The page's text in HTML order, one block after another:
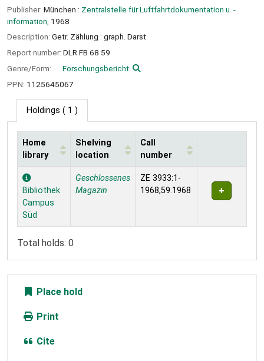
Publisher: München : Zentralstelle für Luftfahrtdokumentation u. -
information, 1968
Description: Getr. Zählung : graph. Darst
Report number: DLR FB 68 59
Genre/Form:
Forschungsbericht
PPN: 1125645067
Holdings ( 1 )
Holdings
Home
library
Shelving
location
Call
number
Bibliothek
Campus
Süd
Geschlossenes
Magazin
ZE 3933:1-
1968,59.1968
Total holds: 0
Place hold
Print
Cite